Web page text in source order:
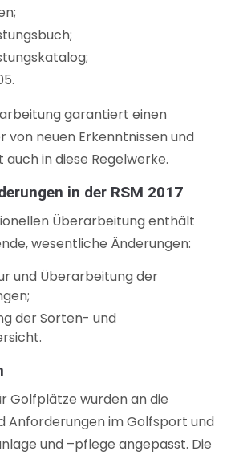
garantiert einen
von neuen Erkenntnissen und
in diese Regelwerke.
in der RSM 2017
Überarbeitung enthält
wesentliche Änderungen:
und Überarbeitung der
der Sorten- und
Golfplätze wurden an die
Anforderungen im Golfsport und
und –pflege angepasst. Die